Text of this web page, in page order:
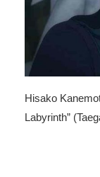
Hisako
Labyrinth”